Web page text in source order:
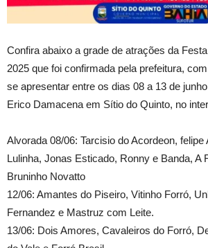
Confira abaixo a grade de atrações da
2025 que foi confirmada pela prefeitura,
se apresentar entre os dias 08 a 13 de
Erico Damacena em Sítio do Quinto, no
Alvorada 08/06: Tarcisio do Acordeon,
Lulinha, Jonas Esticado, Ronny e Banda, A
Bruninho Novatto
12/06: Amantes do Piseiro, Vitinho Forró,
Fernandez e Mastruz com Leite.
13/06: Dois Amores, Cavaleiros do Forró,